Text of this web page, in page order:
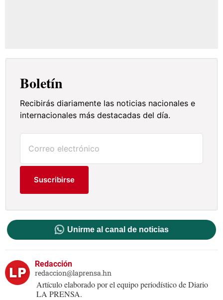
Boletín
Recibirás diariamente las noticias nacionales e
internacionales más destacadas del día.
Suscribirse
Unirme al canal de noticias
Redacción
redaccion@laprensa.hn
Artículo elaborado por el equipo periodístico de Diario
LA PRENSA.